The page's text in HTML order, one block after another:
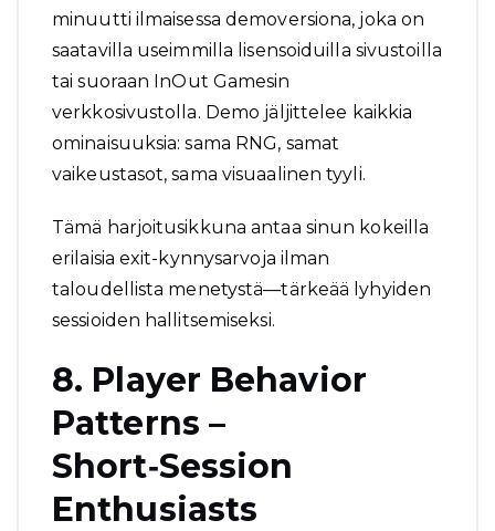
minuutti ilmaisessa demoversiona, joka on
saatavilla useimmilla lisensoiduilla sivustoilla
tai suoraan InOut Gamesin
verkkosivustolla. Demo jäljittelee kaikkia
ominaisuuksia: sama RNG, samat
vaikeustasot, sama visuaalinen tyyli.
Tämä harjoitusikkuna antaa sinun kokeilla
erilaisia exit-kynnysarvoja ilman
taloudellista menetystä—tärkeää lyhyiden
sessioiden hallitsemiseksi.
8. Player Behavior
Patterns –
Short‑Session
Enthusiasts